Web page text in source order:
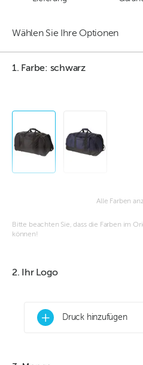
Wählen Sie Ihre Optionen
1. Farbe: schwarz
Alle Farben
Bitte beachten Sie, dass die Farben im
können!
2. Ihr Logo
+ Druck hinzufügen